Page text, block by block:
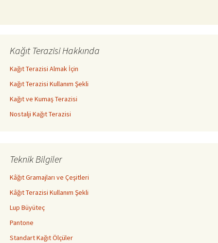
Kağıt Terazisi Hakkında
Kağıt Terazisi Almak İçin
Kağıt Terazisi Kullanım Şekli
Kağıt ve Kumaş Terazisi
Nostalji Kağıt Terazisi
Teknik Bilgiler
Kâğıt Gramajları ve Çeşitleri
Kâğıt Terazisi Kullanım Şekli
Lup Büyüteç
Pantone
Standart Kağıt Ölçüler